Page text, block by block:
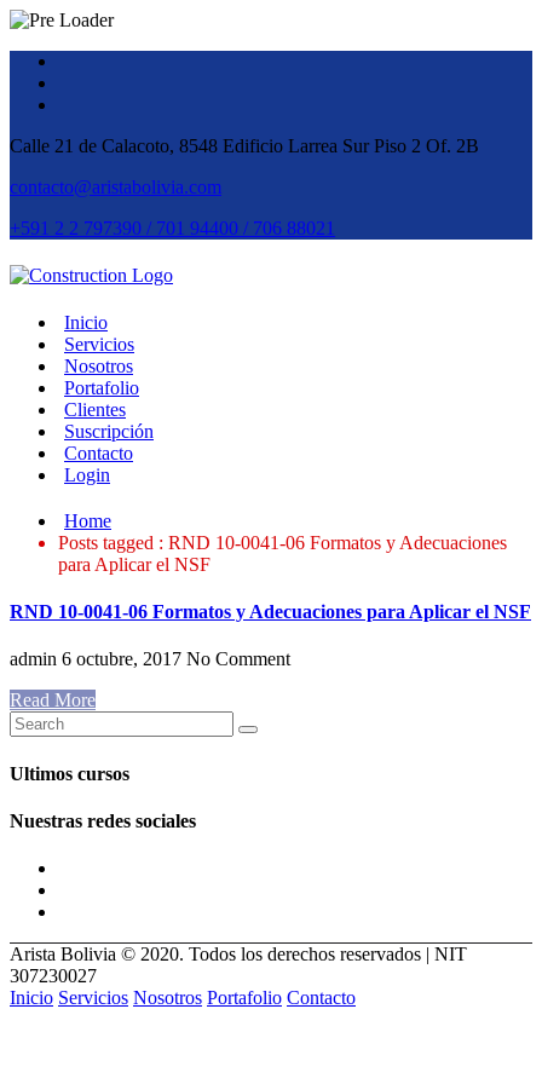
Calle 21 de Calacoto, 8548 Edificio Larrea Sur Piso 2 Of. 2B
contacto@aristabolivia.com
+591 2 2 797390 / 701 94400 / 706 88021
Inicio
Servicios
Nosotros
Portafolio
Clientes
Suscripción
Contacto
Login
Home
Posts tagged : RND 10-0041-06 Formatos y Adecuaciones
para Aplicar el NSF
RND 10-0041-06 Formatos y Adecuaciones para Aplicar el NSF
admin 6 octubre, 2017 No Comment
Read More
Ultimos cursos
Nuestras redes sociales
Arista Bolivia © 2020. Todos los derechos reservados | NIT
307230027
Inicio Servicios Nosotros Portafolio Contacto